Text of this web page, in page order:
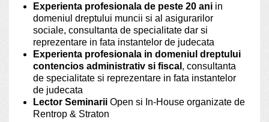
Experienta profesionala de peste 20 ani in
domeniul dreptului muncii si al asigurarilor
sociale, consultanta de specialitate dar si
reprezentare in fata instantelor de judecata
Experienta profesionala in domeniul dreptului
contencios administrativ si fiscal , consultanta
de specialitate si reprezentare in fata instantelor
de judecata
Lector Seminarii Open si In-House organizate de
Rentrop & Straton